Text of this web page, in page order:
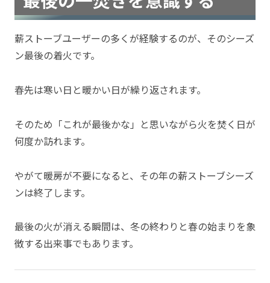
薪ストーブユーザーの多くが経験するのが、そのシーズ
ン最後の着火です。
春先は寒い日と暖かい日が繰り返されます。
そのため「これが最後かな」と思いながら火を焚く日が
何度か訪れます。
やがて暖房が不要になると、その年の薪ストーブシーズ
ンは終了します。
最後の火が消える瞬間は、冬の終わりと春の始まりを象
徴する出来事でもあります。